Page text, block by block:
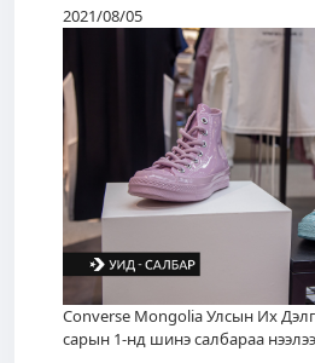
2021/08/05
Converse Mongolia Улсын Их
сарын 1-нд шинэ салбараа